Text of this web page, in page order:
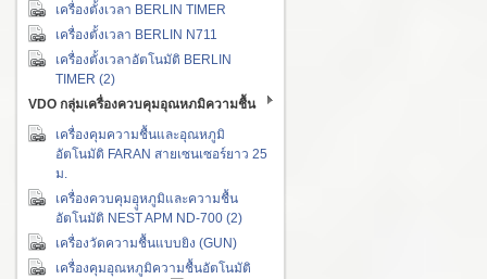
เครื่องตั้งเวลา BERLIN TIMER
เครื่องตั้งเวลา BERLIN N711
เครื่องตั้งเวลาอัตโนมัติ BERLIN
TIMER (2)
VDO กลุ่มเครื่องควบคุมอุณหภมิความชื้น
เครื่องคุมความชื้นและอุณหภูมิ
อัตโนมัติ FARAN สายเซนเซอร์ยาว 25
ม.
เครื่องควบคุมอุูหภูมิและความชื้น
อัตโนมัติ NEST APM ND-700 (2)
เครื่องวัดความชื้นแบบยิง (GUN)
เครื่องคุมอุณหภูมิความชื้นอัตโนมัติ